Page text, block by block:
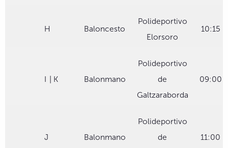
H Baloncesto
Polideportivo
Elorsoro
10:15
I | K Balonmano
Polideportivo
de
Galtzaraborda
09:00
J Balonmano
Polideportivo
de
11:00